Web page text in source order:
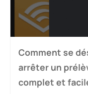
Comment se
arrêter un
complet et